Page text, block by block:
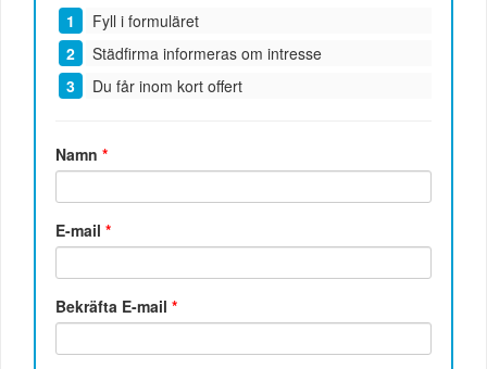
Fyll i formuläret
Städfirma informeras om intresse
Du får inom kort offert
Namn*
E-mail*
Bekräfta E-mail*